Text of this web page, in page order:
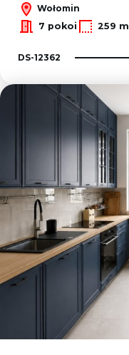
Wołomin
7 pokoi
259 m
DS-12362